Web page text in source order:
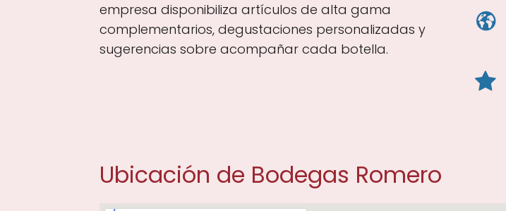
empresa disponibiliza artículos de alta gama
complementarios, degustaciones personalizadas y
sugerencias sobre acompañar cada botella.
Ubicación de Bodegas Romero